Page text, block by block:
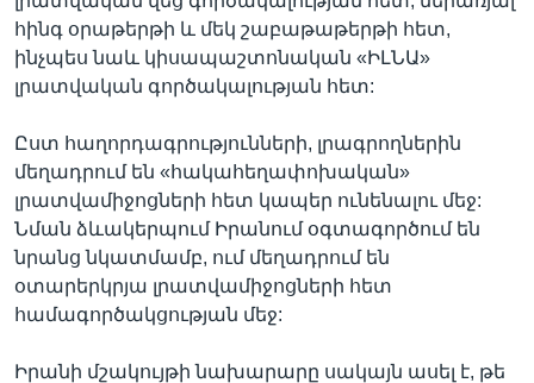
հինգ օրաթերթի և մեկ շաբաթաթերթի հետ,
ինչպես նաև կիսապաշտոնական «ԻԼՆԱ»
լրատվական գործակալության հետ:
Ըստ հաղորդագրությունների, լրագրողներին
մեղադրում են «հակահեղափոխական»
լրատվամիջոցների հետ կապեր ունենալու մեջ:
Նման ձևակերպում Իրանում օգտագործում են
նրանց նկատմամբ, ում մեղադրում են
օտարերկրյա լրատվամիջոցների հետ
համագործակցության մեջ:
Իրանի մշակույթի նախարարը սակայն ասել է, թե